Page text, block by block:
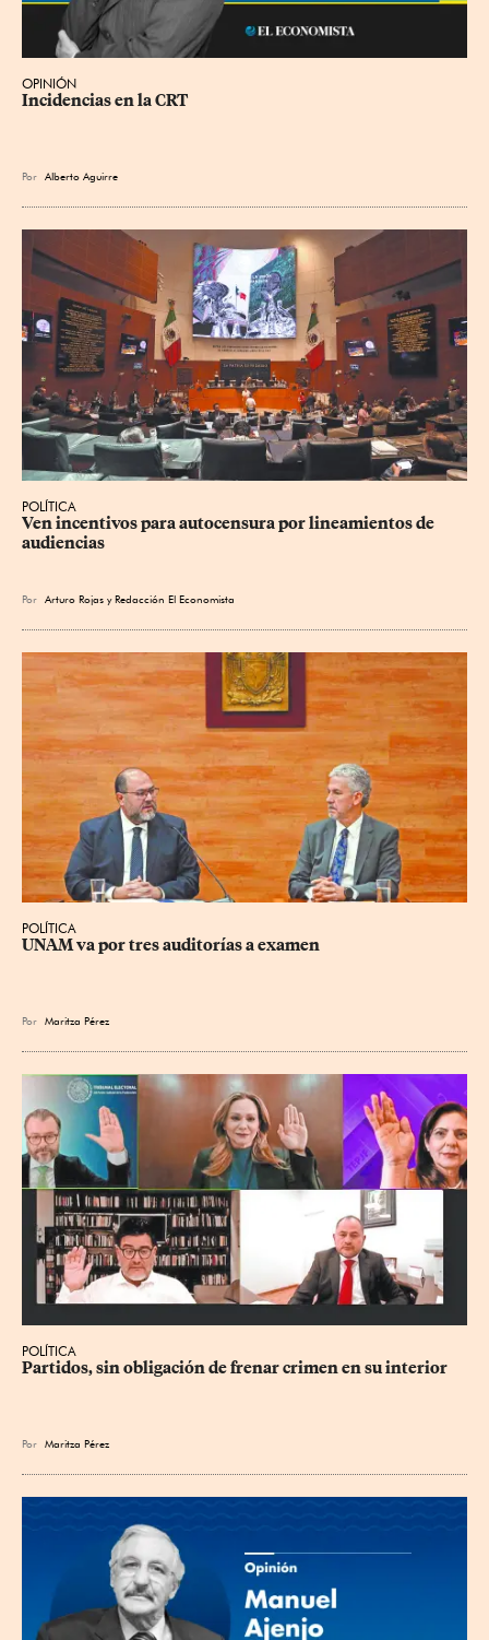
OPINIÓN
Incidencias en la CRT
Por Alberto Aguirre
POLÍTICA
Ven incentivos para autocensura por lineamientos de
audiencias
Por Arturo Rojas yRedacción El Economista
POLÍTICA
UNAM va por tres auditorías a examen
Por Maritza Pérez
POLÍTICA
Partidos, sin obligación de frenar crimen en su interior
Por Maritza Pérez